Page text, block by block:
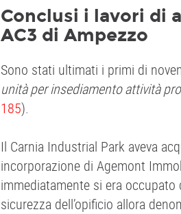
Conclusi i lavori di
AC3 di Ampezzo
Sono stati ultimati i primi di
unità per insediamento attività
185).
Il Carnia Industrial Park aveva
incorporazione di Agemont
immediatamente si era
sicurezza dell’opificio allora